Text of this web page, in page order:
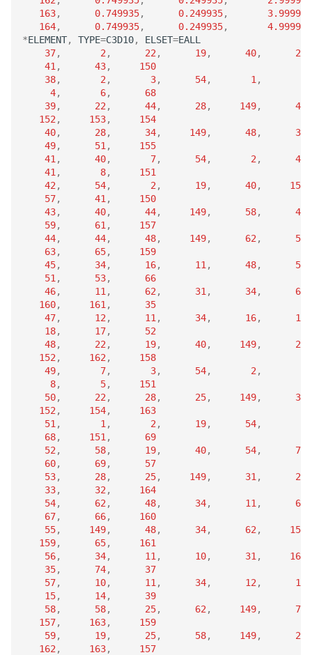
163, 0.749935, 0.249935,
3.99994
164, 0.749935, 0.249935,
4.99994
*ELEMENT, TYPE=C3D10, ELSET=EALL
37, 2 , 22 , 19, 40, 24
41 , 43,
150
38, 2 , 3, 54, 1 ,
4, 6,
68
39, 22 , 44, 28, 149, 45
152 , 153,
154
40, 28, 34, 149, 48, 36
49, 51 ,
155
41 , 40, 7, 54, 2 , 42
41 , 8,
151
42 , 54, 2 , 19, 40, 151
57, 41 ,
150
43, 40, 44, 149, 58, 46
59, 61 ,
157
44, 44, 48, 149, 62 , 50
63, 65,
159
45, 34, 16, 11 , 48, 52
51 , 53,
66
46, 11 , 62 , 31 , 34, 67
160, 161 ,
35
47, 12 , 11 , 34, 16, 14
18, 17,
52
48, 22 , 19, 40, 149, 23
152 , 162 ,
158
49, 7, 3, 54, 2 ,
8, 5,
151
50, 22 , 28, 25, 149, 30
152 , 154,
163
51 , 1 , 2 , 19, 54,
68, 151 ,
69
52 , 58, 19, 40, 54, 70
60, 69,
57
53, 28, 25, 149, 31 , 29
33, 32 ,
164
54, 62 , 48, 34, 11 , 65
67, 66,
160
55, 149, 48, 34, 62 , 155
159, 65,
161
56, 34, 11 , 10, 31 , 160
35, 74,
37
57, 10, 11 , 34, 12 , 13
15, 14,
39
58, 58, 25, 62 , 149, 71
157, 163,
159
59, 19, 25, 58, 149, 26
162 , 163,
157